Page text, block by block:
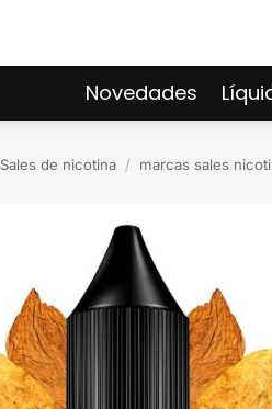
Novedades
Sales de nicotina / marcas sales